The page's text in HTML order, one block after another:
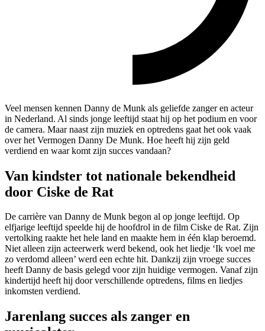
Veel mensen kennen Danny de Munk als geliefde zanger en acteur
in Nederland. Al sinds jonge leeftijd staat hij op het podium en voor
de camera. Maar naast zijn muziek en optredens gaat het ook vaak
over het Vermogen Danny De Munk. Hoe heeft hij zijn geld
verdiend en waar komt zijn succes vandaan?
Van kindster tot nationale bekendheid
door Ciske de Rat
De carrière van Danny de Munk begon al op jonge leeftijd. Op
elfjarige leeftijd speelde hij de hoofdrol in de film Ciske de Rat. Zijn
vertolking raakte het hele land en maakte hem in één klap beroemd.
Niet alleen zijn acteerwerk werd bekend, ook het liedje ‘Ik voel me
zo verdomd alleen’ werd een echte hit. Dankzij zijn vroege succes
heeft Danny de basis gelegd voor zijn huidige vermogen. Vanaf zijn
kindertijd heeft hij door verschillende optredens, films en liedjes
inkomsten verdiend.
Jarenlang succes als zanger en